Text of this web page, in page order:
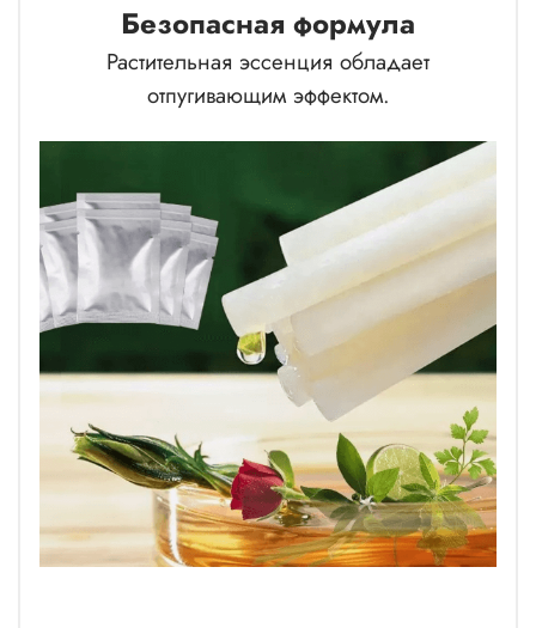
Безопасная формула
Растительная эссенция обладает
отпугивающим эффектом.